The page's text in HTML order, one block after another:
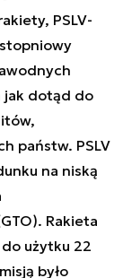
PSLV-
jak dotąd do
państw. PSLV
na niską
Rakieta
do użytku 22
było